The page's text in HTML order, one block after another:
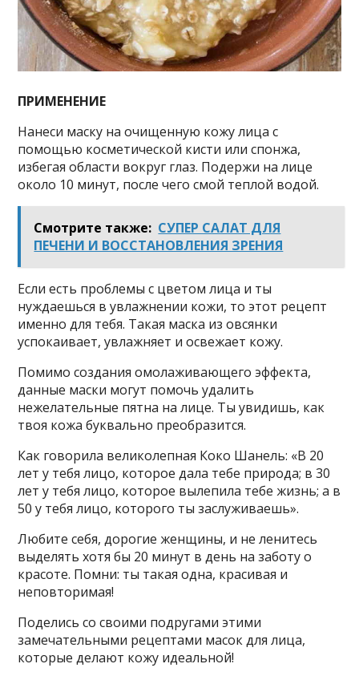
ПРИМЕНЕНИЕ
Нанеси маску на очищенную кожу лица с
помощью косметической кисти или спонжа,
избегая области вокруг глаз. Подержи на лице
около 10 минут, после чего смой теплой водой.
Смотрите также: СУПЕР САЛАТ ДЛЯ
ПЕЧЕНИ И ВОССТАНОВЛЕНИЯ ЗРЕНИЯ
Если есть проблемы с цветом лица и ты
нуждаешься в увлажнении кожи, то этот рецепт
именно для тебя. Такая маска из овсянки
успокаивает, увлажняет и освежает кожу.
Помимо создания омолаживающего эффекта,
данные маски могут помочь удалить
нежелательные пятна на лице. Ты увидишь, как
твоя кожа буквально преобразится.
Как говорила великолепная Коко Шанель: «В 20
лет у тебя лицо, которое дала тебе природа; в 30
лет у тебя лицо, которое вылепила тебе жизнь; а в
50 у тебя лицо, которого ты заслуживаешь».
Любите себя, дорогие женщины, и не ленитесь
выделять хотя бы 20 минут в день на заботу о
красоте. Помни: ты такая одна, красивая и
неповторимая!
Поделись со своими подругами этими
замечательными рецептами масок для лица,
которые делают кожу идеальной!